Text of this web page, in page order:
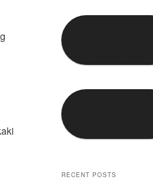
RECENT POSTS